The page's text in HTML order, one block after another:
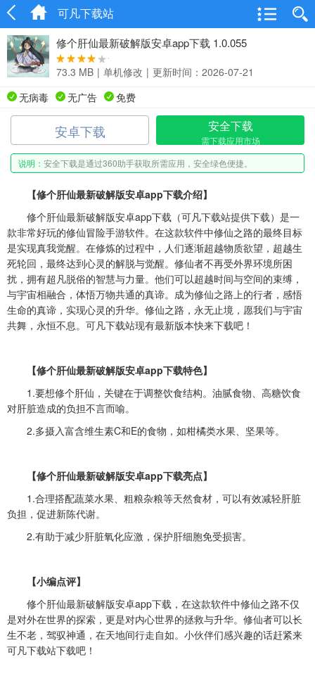
可凡下载站
修个肝仙最新破解版安卓app下载 1.0.055
73.3 MB | 单机修改 | 更新时间：2026-07-21
无病毒
无广告 免费
安卓下载 安全下载
需下载应用市场
说明： 安全下载是通过360助手获取所需应用，安全绿色便捷。
【修个肝仙最新破解版安卓app下载介绍】
修个肝仙最新破解版安卓app下载（可凡下载站提供下载）是一
款非常好玩的修仙冒险手游软件。在这款软件中修仙之路的最终目标
是实现真我觉醒。在修炼的过程中，人们逐渐超越物质欲望，超越生
死轮回，最终达到心灵的解脱与觉醒。修仙者不再受外界环境所困
扰，拥有超凡脱俗的智慧与力量。他们可以超越时间与空间的束缚，
与宇宙相融合，体悟万物共通的真谛。成为修仙之路上的行者，感悟
生命的真谛，实现心灵的升华。修仙之路，永无止境，愿我们与宇宙
共舞，永恒不息。可凡下载站现有最新版本快来下载吧！
【修个肝仙最新破解版安卓app下载特色】
1.要想修个肝仙，关键在于调整饮食结构。油腻食物、高糖饮食
对肝脏造成的负担不言而喻。
2.多摄入富含维生素C和E的食物，如柑橘类水果、坚果等。
【修个肝仙最新破解版安卓app下载亮点】
1.合理搭配蔬菜水果、粗粮杂粮等天然食材，可以有效减轻肝脏
负担，促进新陈代谢。
2.有助于减少肝脏氧化应激，保护肝细胞免受损害。
【小编点评】
修个肝仙最新破解版安卓app下载，在这款软件中修仙之路不仅
是对外在世界的探索，更是对内心世界的拯救与升华。修仙者可以长
生不老，驾驭神通，在天地间行走自如。小伙伴们感兴趣的话赶紧来
可凡下载站下载吧！